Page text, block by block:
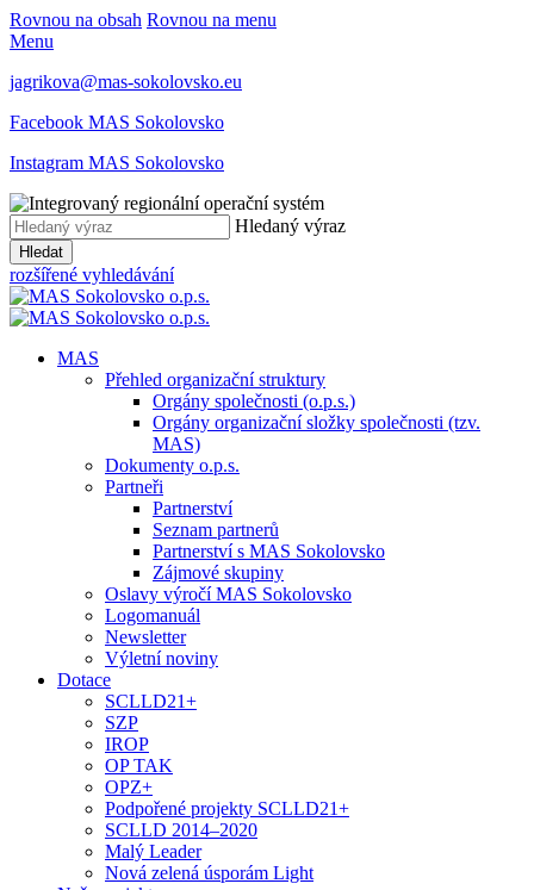
Rovnou na obsah Rovnou na menu
Menu
jagrikova@mas-sokolovsko.eu
Facebook MAS Sokolovsko
Instagram MAS Sokolovsko
Hledaný výraz
Hledat
rozšířené vyhledávání
MAS
Přehled organizační struktury
Orgány společnosti (o.p.s.)
Orgány organizační složky společnosti (tzv.
MAS)
Dokumenty o.p.s.
Partneři
Partnerství
Seznam partnerů
Partnerství s MAS Sokolovsko
Zájmové skupiny
Oslavy výročí MAS Sokolovsko
Logomanuál
Newsletter
Výletní noviny
Dotace
SCLLD21+
SZP
IROP
OP TAK
OPZ+
Podpořené projekty SCLLD21+
SCLLD 2014–2020
Malý Leader
Nová zelená úsporám Light